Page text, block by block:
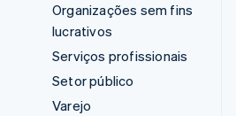
Organizações sem fins
lucrativos
Serviços profissionais
Setor público
Varejo